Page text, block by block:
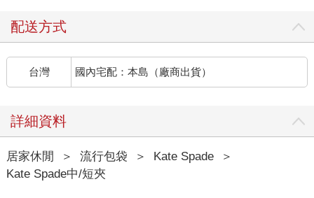
配送方式
台灣 國內宅配：本島（廠商出貨）
詳細資料
居家休閒 ＞ 流行包袋 ＞ Kate Spade
＞
Kate Spade中/短夾